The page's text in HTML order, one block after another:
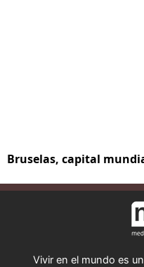
Bruselas, capital
Vivir en el mundo es